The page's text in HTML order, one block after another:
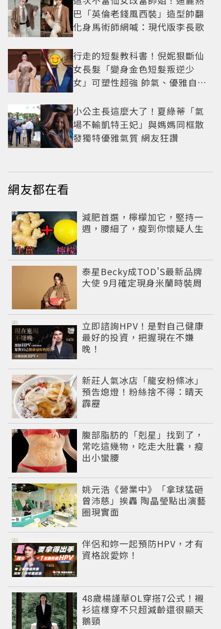
巴「英倫老錢風西裝」造型帥翻
化身馬術師網喊：現代版李長歌
行走的短髮教科書！倪妮狠斷仙
女長髮「變身金色短髮叛逆少
女」可塑性超強 帥氣、優雅自由
小公主長這麼大了！夏綠蒂「氣
場不輸凱特王妃」與媽媽同框散
發獨特優雅氣質 網友狂讚
網友都在看
減肥首選，檸檬加它，堅持一
週，腰細了，瘦到你懷疑人生
PR
泰星Becky成TOD'S最新品牌
大使 9月確定現身米蘭時裝周
立即諮詢HPV！是對自己健康
最好的投資，把握現在不嫌
晚！
PR
新莊人氣冰店「龍安粉條冰」
預告熄燈！粉絲捨不得：晴天
霹靂
腹部脂肪的「剋星」找到了，
常吃這幾物，吃走大肚囊，瘦
出小蠻腰
PR
姚元浩《營業中》「拿球猛砸
曾沛慈」挨轟 陶晶瑩點出演藝
圈現實面
伴侶和妳一起預防HPV，才有
資格說愛妳！
PR
48歲楊謹華OL穿搭7公式！襯
衫這樣穿不只超減齡還很顯天
鵝頸